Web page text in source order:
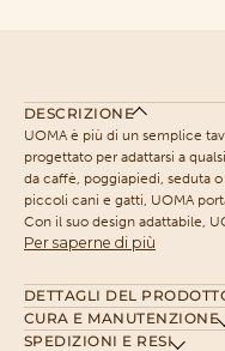
DESCRIZIONE
UOMA è più di un semplice
progettato per adattarsi a
da caffè, poggiapiedi, seduta
piccoli cani e gatti, UOMA
Con il suo design adattabile,
Per saperne di più
DETTAGLI DEL
CURA E MANUTENZIONE
SPEDIZIONI E RESI